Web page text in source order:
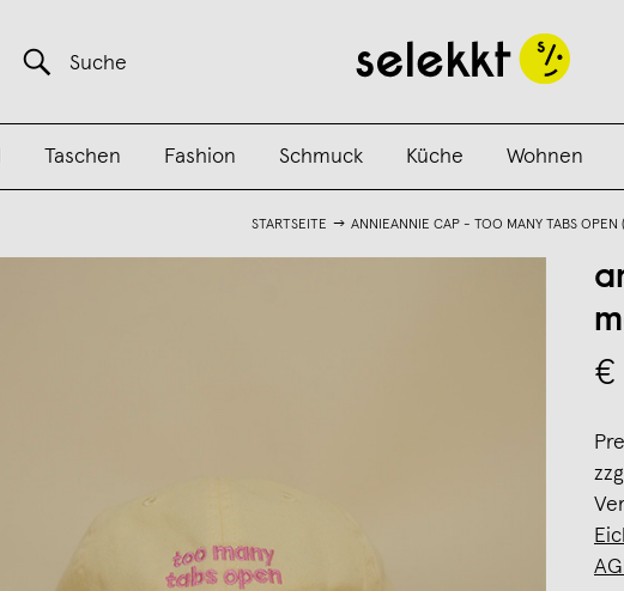
Suche
Taschen Fashion Schmuck Küche Wohnen
STARTSEITE ANNIEANNIE CAP - TOO MANY TABS OPEN
€